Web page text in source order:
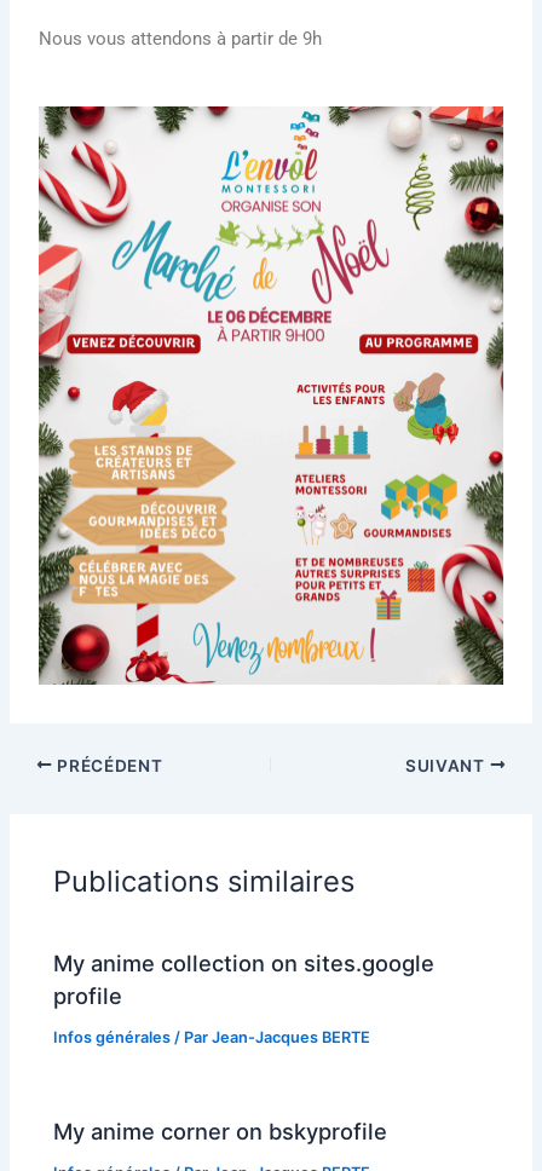
Nous vous attendons à partir de 9h
PRÉCÉDENT SUIVANT
Publications similaires
My anime collection on sites.google
profile
Infos générales / ParJean-Jacques BERTE
My anime corner on bskyprofile